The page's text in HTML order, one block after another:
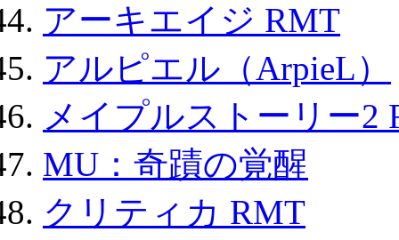
アーキエイジ RMT
アルピエル（ArpieL）
メイプルストーリー2
MU：奇蹟の覚醒
クリティカ RMT